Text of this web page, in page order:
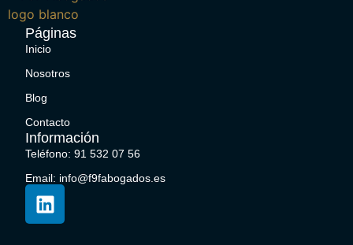
Páginas
Inicio
Nosotros
Blog
Contacto
Información
Teléfono: 91 532 07 56
Email: info@f9fabogados.es